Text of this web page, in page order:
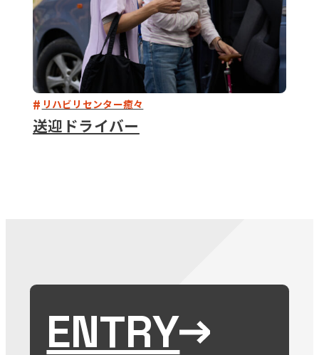
リハビリセンター癒々
送迎ドライバー
ENTRY